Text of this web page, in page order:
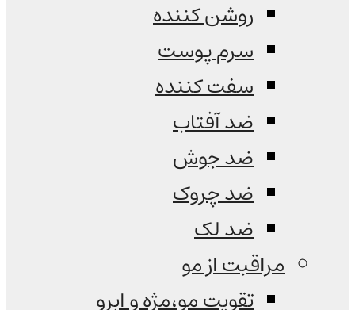
روشن کننده
سرم پوست
سفت کننده
ضد آفتاب
ضد جوش
ضد چروک
ضد لک
مراقبت از مو
تقویت مو،مژه و ابرو